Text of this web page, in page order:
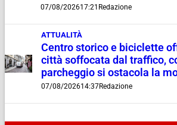
07/08/202617:21 Redazione
ATTUALITÀ
Centro storico e biciclette
città soffocata dal traffico,
parcheggio si ostacola la
07/08/202614:37Redazione